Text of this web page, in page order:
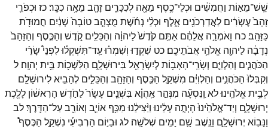
שֵֽׁשׁ־מֵא֣וֹת וַחֲמִשִּׁ֔ים וּכְלֵי־כֶ֥סֶף מֵאָ֖ה לְכִכָּרִ֑ים זָהָ֖ב מֵאָ֥ה כִכָּֽר׃כז וּכְפֹרֵ֤י
זָהָב֙עֶשְׂרִ֔ים לַאֲדַרְכֹנִ֖ים אָ֑לֶף וּכְלֵ֨י נְחֹ֜שֶׁת מֻצְהָ֤בטוֹבָה֙ שְׁנַ֔יִם חֲמוּדֹ֖ת
כַּזָּהָֽב׃כח וָאֹמְרָ֣ה אֲלֵהֶ֗ם אַתֶּ֥ם קֹ֙דֶשׁ֙לַיהוָ֔ה וְהַכֵּלִ֖ים קֹ֑דֶשׁ וְהַכֶּ֤סֶף וְהַזָּהָב֙
נְדָבָ֔ה לַיהוָ֖ה אֱלֹהֵ֥י אֲבֹתֵיכֶֽם׃ כט שִׁקְד֣וּ וְשִׁמְר֗וּעַֽד־תִּשְׁקְל֡וּלִפְנֵי֩ שָׂרֵ֨י
הַכֹּהֲנִ֧ים וְהַלְוִיִּ֛ם וְשָׂרֵֽי־הָאָב֥וֹתלְיִשְׂרָאֵ֖ל בִּירוּשָׁלִָ֑ם הַלִּשְׁכ֖וֹת בֵּ֥ית יְהוָֽה׃ ל
וְקִבְּלוּ֙ הַכֹּהֲנִ֣ים וְהַלְוִיִּ֔ם מִשְׁקַ֛ל הַכֶּ֥סֶף וְהַזָּהָ֖ב וְהַכֵּלִ֑ים לְהָבִ֥יאלִירוּשָׁלִַ֖ם
לְבֵ֥יתאֱלֹהֵֽינוּ׃לא וַֽנִּסְעָ֞ה מִנְּהַ֣ראַֽהֲוָ֗א בִּשְׁנֵ֤ים עָשָׂר֙לַחֹ֣דֶשׁ הָרִאשׁ֔וֹן לָלֶ֖כֶת
יְרוּשָׁלִָ֑ם וְיַד־אֱלֹהֵ֙ינוּ֙ הָיְתָ֣ה עָלֵ֔ינוּ וַיַּ֨צִּילֵ֔נוּ מִכַּ֥ף אוֹיֵ֛ב וְאוֹרֵ֖בעַל־הַדָּֽרֶךְ׃לב
וַנָּב֖וֹא יְרוּשָׁלִָ֑ם וַנֵּ֥שֶׁב שָׁ֖ם יָמִ֥ים שְׁלֹשָֽׁה׃ לג וּבַיּ֣וֹם הָרְבִיעִ֡י נִשְׁקַ֣ל הַכֶּסֶף֩